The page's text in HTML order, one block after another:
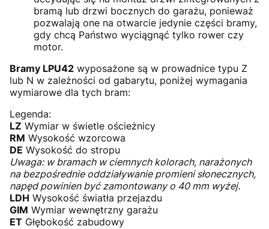
bramą lub drzwi bocznych do garażu, ponieważ
pozwalają one na otwarcie jedynie części bramy,
gdy chcą Państwo wyciągnąć tylko rower czy
motor.
Bramy LPU42 wyposażone są w prowadnice typu Z
lub N w zależności od gabarytu, poniżej wymagania
wymiarowe dla tych bram:
Legenda:
LZ Wymiar w świetle ościeżnicy
RM Wysokość wzorcowa
DE Wysokość do stropu
Uwaga: w bramach w ciemnych kolorach, narażonych
na bezpośrednie oddziaływanie promieni słonecznych,
napęd powinien być zamontowany o 40 mm wyżej.
LDH Wysokość światła przejazdu
GIM Wymiar wewnętrzny garażu
ET Głębokość zabudowy